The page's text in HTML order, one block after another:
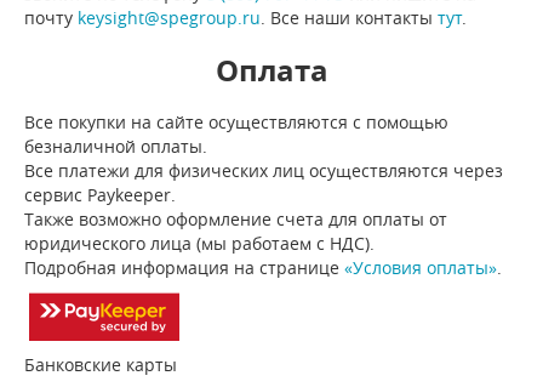
почту keysight@spegroup.ru. Все наши контакты тут.
Оплата
Все покупки на сайте осуществляются с помощью
безналичной оплаты.
Все платежи для физических лиц осуществляются через
сервис Paykeeper.
Также возможно оформление счета для оплаты от
юридического лица (мы работаем с НДС).
Подробная информация на странице «Условия оплаты».
Банковские карты